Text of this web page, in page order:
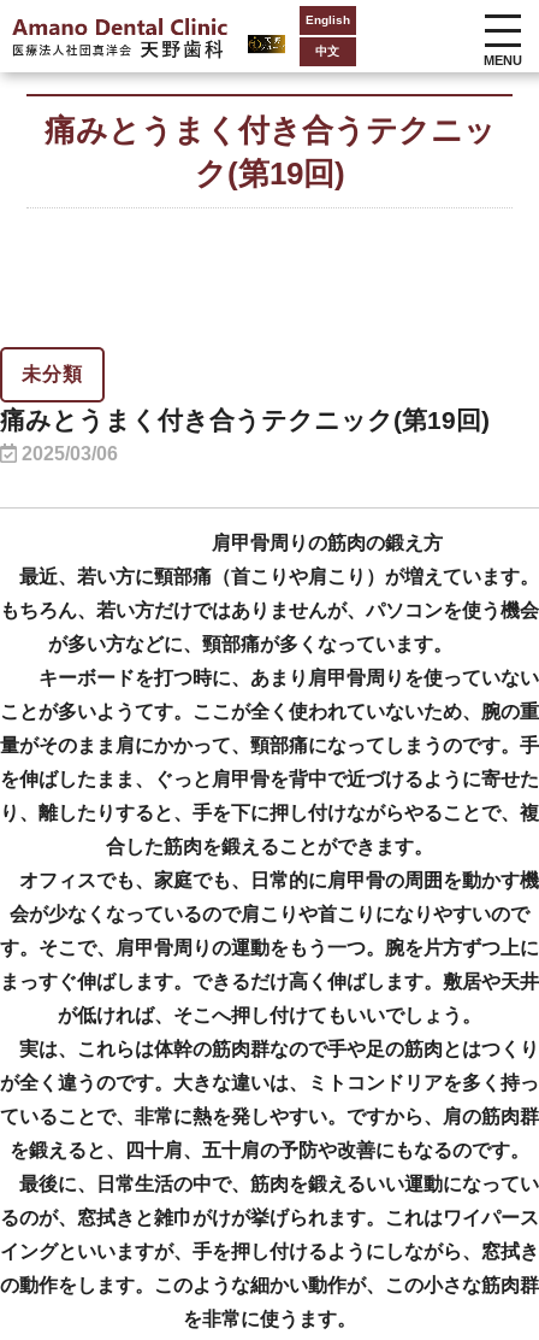
English
中文
MENU
痛みとうまく付き合うテクニッ
ク(第19回)
未分類
痛みとうまく付き合うテクニック(第19回)
2025/03/06
肩甲骨周りの筋肉の鍛え方
最近、若い方に頸部痛（首こりや肩こり）が増えています。
もちろん、若い方だけではありませんが、パソコンを使う機会
が多い方などに、頸部痛が多くなっています。
キーボードを打つ時に、あまり肩甲骨周りを使っていない
ことが多いようてす。ここが全く使われていないため、腕の重
量がそのまま肩にかかって、頸部痛になってしまうのです。手
を伸ばしたまま、ぐっと肩甲骨を背中で近づけるように寄せた
り、離したりすると、手を下に押し付けながらやることで、複
合した筋肉を鍛えることができます。
オフィスでも、家庭でも、日常的に肩甲骨の周囲を動かす機
会が少なくなっているので肩こりや首こりになりやすいので
す。そこで、肩甲骨周りの運動をもう一つ。腕を片方ずつ上に
まっすぐ伸ばします。できるだけ高く伸ばします。敷居や天井
が低ければ、そこへ押し付けてもいいでしょう。
実は、これらは体幹の筋肉群なので手や足の筋肉とはつくり
が全く違うのです。大きな違いは、ミトコンドリアを多く持っ
ていることで、非常に熱を発しやすい。ですから、肩の筋肉群
を鍛えると、四十肩、五十肩の予防や改善にもなるのです。
最後に、日常生活の中で、筋肉を鍛えるいい運動になってい
るのが、窓拭きと雑巾がけが挙げられます。これはワイパース
イングといいますが、手を押し付けるようにしながら、窓拭き
の動作をします。このような細かい動作が、この小さな筋肉群
を非常に使うます。